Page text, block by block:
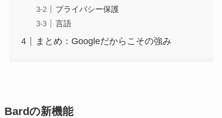
プライバシー保護
言語
まとめ：Googleだからこその強み
Bardの新機能